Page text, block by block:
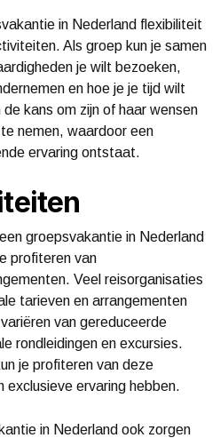
in Nederland flexibiliteit
Als groep kun je samen
je wilt bezoeken,
en hoe je je tijd wilt
kans om zijn of haar wensen
nemen, waardoor een
ervaring ontstaat.
groepsvakantie in Nederland
profiteren van
Veel reisorganisaties
tarieven en arrangementen
van gereduceerde
rondleidingen en excursies.
je profiteren van deze
exclusieve ervaring hebben.
in Nederland ook zorgen